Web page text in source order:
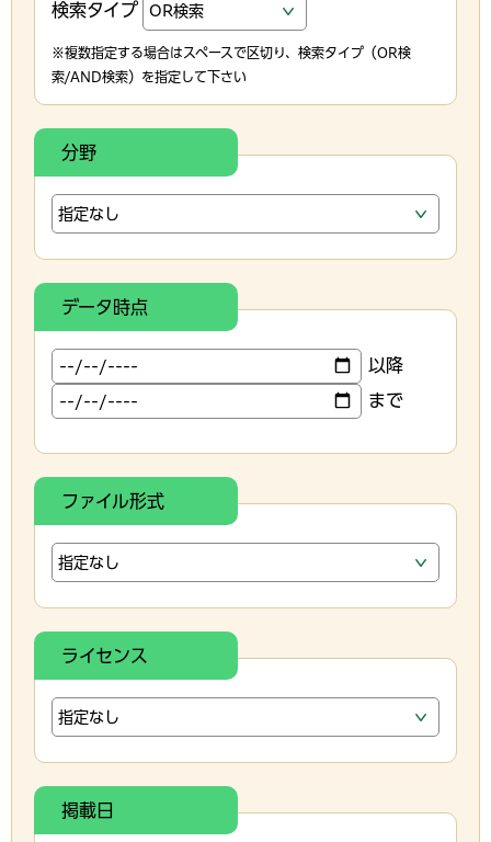
検索タイプ
※複数指定する場合はスペースで区切り、検索タイプ（OR検
索/AND検索）を指定して下さい
分野
データ時点
以降
まで
ファイル形式
ライセンス
掲載日